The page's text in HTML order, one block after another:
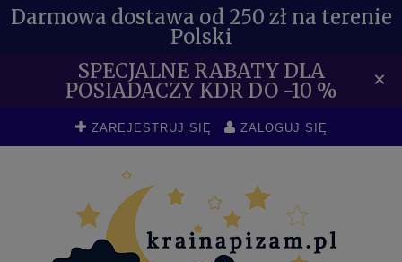
Darmowa dostawa od 250 zł na terenie
Polski
SPECJALNE RABATY DLA
POSIADACZY KDR DO -10 % ×
ZAREJESTRUJ SIĘ ZALOGUJ SIĘ